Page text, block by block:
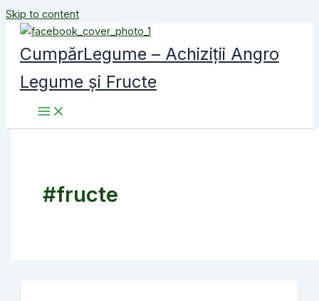
Skip to content
CumpărLegume – Achiziții Angro
Legume și Fructe
#fructe